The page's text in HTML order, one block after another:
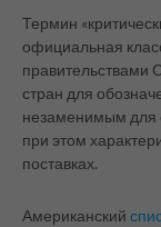
Термин
официальная
правительствами
стран для
незаменимым для
при этом
поставках.
Американский